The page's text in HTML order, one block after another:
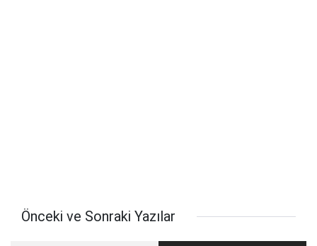
Önceki ve Sonraki Yazılar